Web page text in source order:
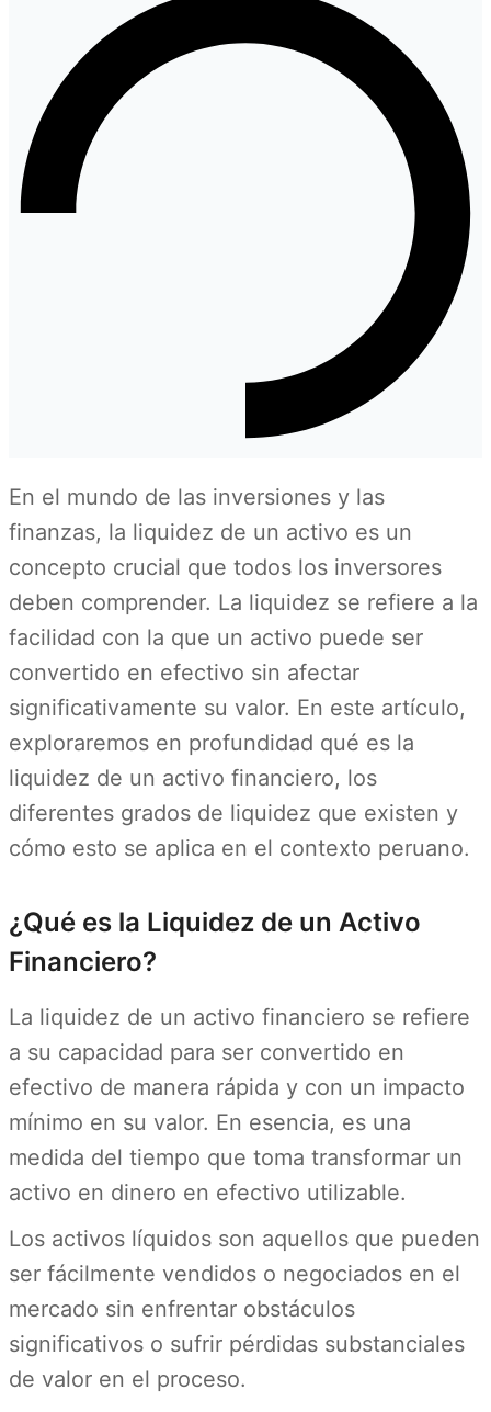
En el mundo de las inversiones y las
finanzas, la liquidez de un activo es un
concepto crucial que todos los inversores
deben comprender. La liquidez se refiere a la
facilidad con la que un activo puede ser
convertido en efectivo sin afectar
significativamente su valor. En este artículo,
exploraremos en profundidad qué es la
liquidez de un activo financiero, los
diferentes grados de liquidez que existen y
cómo esto se aplica en el contexto peruano.
¿Qué es la Liquidez de un Activo
Financiero?
La liquidez de un activo financiero se refiere
a su capacidad para ser convertido en
efectivo de manera rápida y con un impacto
mínimo en su valor. En esencia, es una
medida del tiempo que toma transformar un
activo en dinero en efectivo utilizable.
Los activos líquidos son aquellos que pueden
ser fácilmente vendidos o negociados en el
mercado sin enfrentar obstáculos
significativos o sufrir pérdidas substanciales
de valor en el proceso.